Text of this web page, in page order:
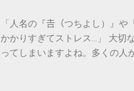
「人名の『𠮷（つちよし）』
かかりすぎてストレス…」 大切
ってしまいますよね。多くの人
ードを打ち込むだけで一瞬で